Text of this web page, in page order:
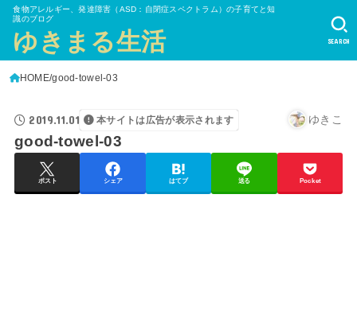
食物アレルギー、発達障害（ASD：自閉症スペクトラム）の子育てと知
識のブログ
ゆきまる生活 SEARCH
HOME good-towel-03
2019.11.01 本サイトは広告が表示されます ゆきこ
good-towel-03
ポスト シェア はてブ 送る Pocket